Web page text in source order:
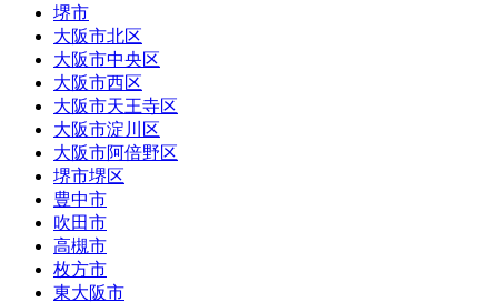
堺市
大阪市北区
大阪市中央区
大阪市西区
大阪市天王寺区
大阪市淀川区
大阪市阿倍野区
堺市堺区
豊中市
吹田市
高槻市
枚方市
東大阪市